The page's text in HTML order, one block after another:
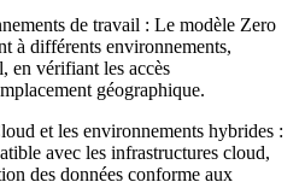
de travail : Le modèle Zero
à différents environnements,
en vérifiant les accès
géographique.
et les environnements hybrides :
avec les infrastructures cloud,
des données conforme aux